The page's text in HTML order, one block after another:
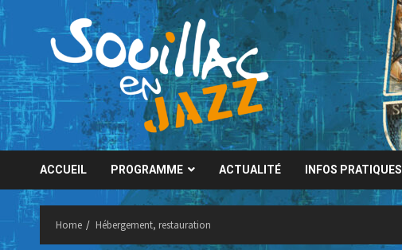
Skip
to
content
ACCUEIL PROGRAMME ACTUALITÉ INFOS PRATIQUES
Home Hébergement, restauration